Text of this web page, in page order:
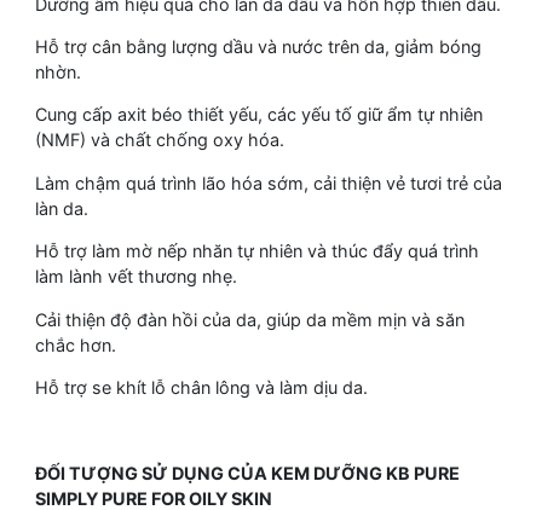
Hỗ trợ cân bằng lượng dầu và nước trên da, giảm bóng
nhờn.
Cung cấp axit béo thiết yếu, các yếu tố giữ ẩm tự nhiên
(NMF) và chất chống oxy hóa.
Làm chậm quá trình lão hóa sớm, cải thiện vẻ tươi trẻ của
làn da.
Hỗ trợ làm mờ nếp nhăn tự nhiên và thúc đẩy quá trình
làm lành vết thương nhẹ.
Cải thiện độ đàn hồi của da, giúp da mềm mịn và săn
chắc hơn.
Hỗ trợ se khít lỗ chân lông và làm dịu da.
ĐỐI TƯỢNG SỬ DỤNG CỦA KEM DƯỠNG KB PURE
SIMPLY PURE FOR OILY SKIN